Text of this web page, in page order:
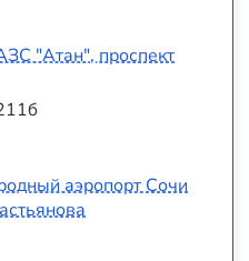
"Атан", проспект
аэропорт Сочи